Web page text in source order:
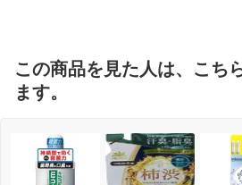
この商品を見た人は、こち
ます。